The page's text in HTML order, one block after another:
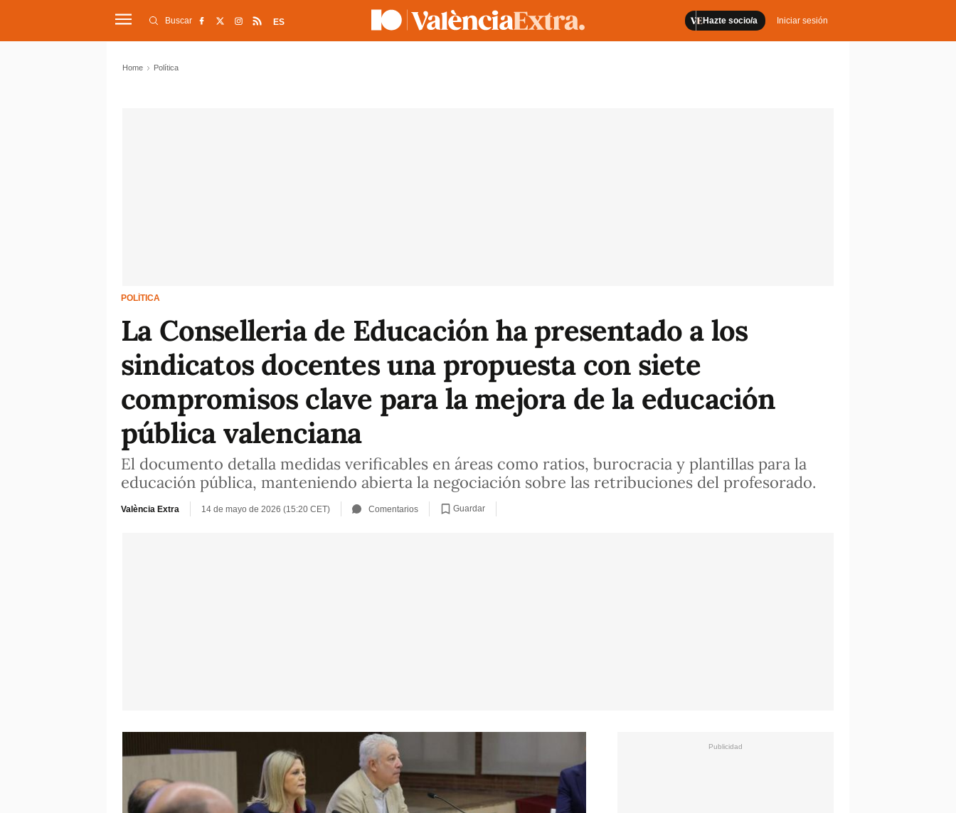
Hazte socio/a Iniciar sesión
Buscar ES
Home Política
POLÍTICA
La Conselleria de Educación ha presentado a los
sindicatos docentes una propuesta con siete
compromisos clave para la mejora de la educación
pública valenciana
El documento detalla medidas verificables en áreas como ratios, burocracia y plantillas para la
educación pública, manteniendo abierta la negociación sobre las retribuciones del profesorado.
València Extra 14 de mayo de 2026 (15:20 CET) Comentarios Guardar